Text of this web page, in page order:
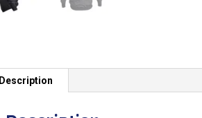
Description